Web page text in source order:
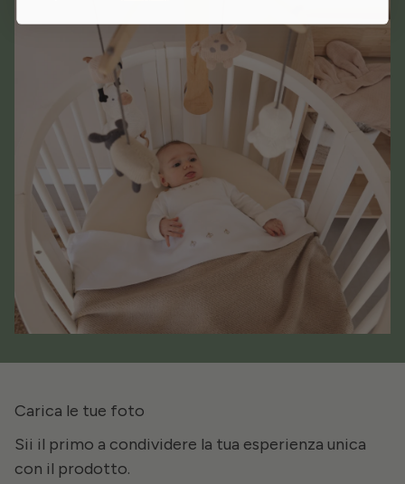
Carica le tue foto
Sii il primo a condividere la tua esperienza unica
con il prodotto.